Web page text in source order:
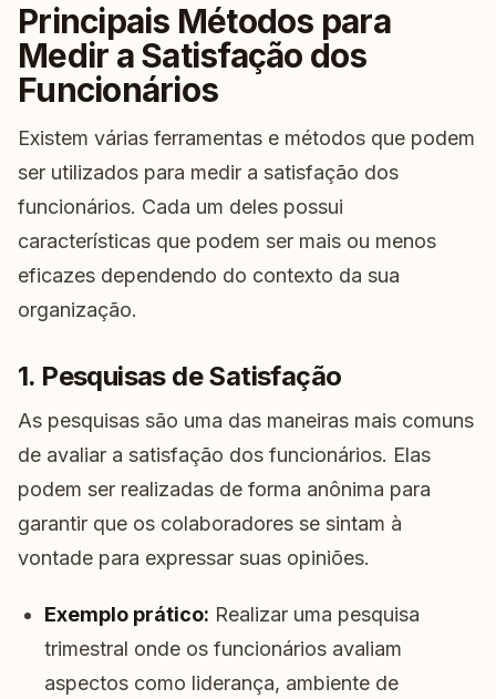
Principais Métodos para
Medir a Satisfação dos
Funcionários
Existem várias ferramentas e métodos que podem
ser utilizados para medir a satisfação dos
funcionários. Cada um deles possui
características que podem ser mais ou menos
eficazes dependendo do contexto da sua
organização.
1. Pesquisas de Satisfação
As pesquisas são uma das maneiras mais comuns
de avaliar a satisfação dos funcionários. Elas
podem ser realizadas de forma anônima para
garantir que os colaboradores se sintam à
vontade para expressar suas opiniões.
Exemplo prático: Realizar uma pesquisa
trimestral onde os funcionários avaliam
aspectos como liderança, ambiente de